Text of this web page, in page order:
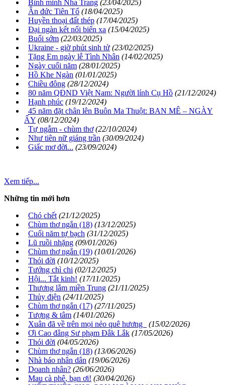
Bình minh Nha Trang (23/04/2025)
Ân đức Tiên Tổ (18/04/2025)
Huyền thoại đất thép (17/04/2025)
Đại ngàn kết nối biển xa (15/04/2025)
Buổi sớm (22/03/2025)
Ukraine - giờ phút sinh tử (23/02/2025)
Tặng Em ngày lễ Tình Nhân (14/02/2025)
Ngày cuối năm (28/01/2025)
Hồ Khe Ngàn (01/01/2025)
Chiều đông (28/12/2024)
80 năm QĐND Việt Nam: Người lính Cụ Hồ (21/12/2024)
Hạnh phúc (19/12/2024)
45 năm đặt chân lên Buôn Ma Thuột: BAN MÊ – NGÀY
ẤY (08/12/2024)
Tự ngẫm - chùm thơ (22/10/2024)
Như tiên nữ giáng trần (30/09/2024)
Giấc mơ đời... (23/09/2024)
Xem tiếp...
Những tin mới hơn
Chó chết (21/12/2025)
Chùm thơ ngắn (18) (13/12/2025)
Cuối năm tự bạch (31/12/2025)
Lũ ruồi nhặng (09/01/2026)
Chùm thơ ngắn (19) (10/01/2026)
Thói đời (10/12/2025)
Tướng chì chi (02/12/2025)
Hội... Tắt kinh! (17/11/2025)
Thương lắm miền Trung (21/11/2025)
Thủy điện (24/11/2025)
Chùm thơ ngắn (17) (27/11/2025)
Tượng & tâm (14/01/2026)
Xuân đã về trên mọi nẻo quê hương
(15/02/2026)
Ơi Cao đẳng Sư phạm Đắk Lắk (17/05/2026)
Thói đời (04/05/2026)
Chùm thơ ngắn (18) (13/06/2026)
Nhà báo nhân dân (19/06/2026)
Doanh nhân? (26/06/2026)
Mau cà phê, bạn ơi! (30/04/2026)